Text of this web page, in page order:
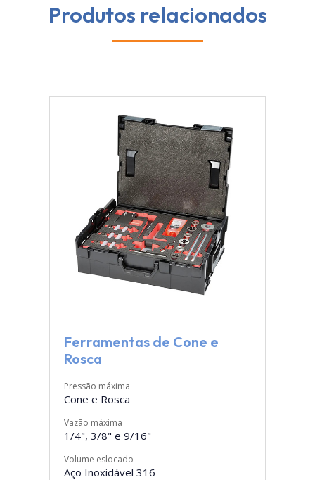
Produtos relacionados
Ferramentas de Cone e
Rosca
Pressão máxima
Cone e Rosca
Vazão máxima
1/4", 3/8" e 9/16"
Volume eslocado
Aço Inoxidável 316